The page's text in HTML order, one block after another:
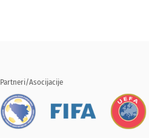
Partneri/Asocijacije